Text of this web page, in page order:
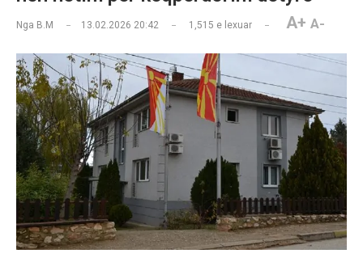
Nga B.M 13.02.2026 20:42 1,515 e lexuar A+ A-